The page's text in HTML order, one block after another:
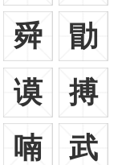
舜
勖
谟
搏
喃
武